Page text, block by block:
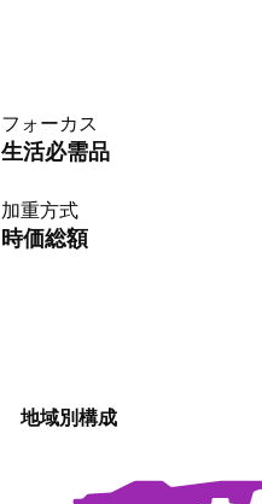
フォーカス
生活必需品
加重方式
時価総額
地域別構成